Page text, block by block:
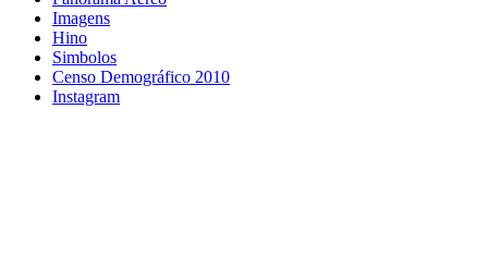
Imagens
Hino
Simbolos
Censo Demográfico 2010
Instagram